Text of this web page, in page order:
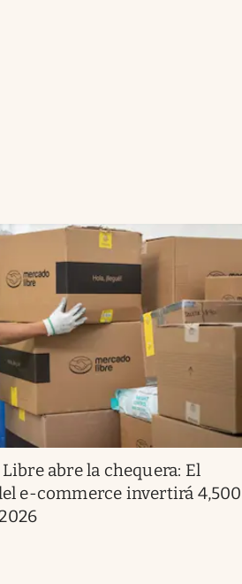
abre la chequera: El
e-commerce invertirá 4,500